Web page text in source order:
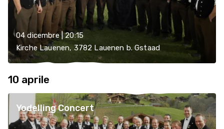
04 dicembre | 20:15
Kirche Lauenen, 3782 Lauenen b. Gstaad
10 aprile
Yodelling Concert